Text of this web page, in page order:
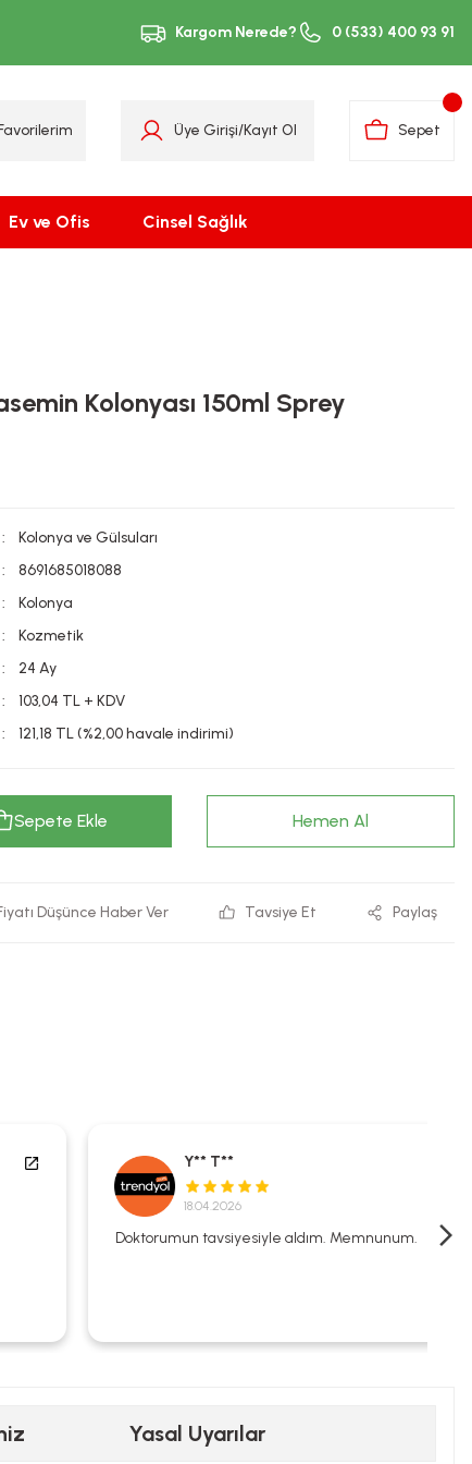
Kargom Nerede? 0 (533) 400 93 91
Üye Girişi/Kayıt Ol Sepet
Ev ve Ofis Cinsel Sağlık
Kolonyası 150ml Sprey
Kolonya ve Gülsuları
8691685018088
Kolonya
Kozmetik
24 Ay
103,04 TL + KDV
121,18 TL (%2,00 havale indirimi)
Sepete Ekle Hemen Al
Düşünce Haber Ver Tavsiye Et Paylaş
Y** T**
18.04.2026
Doktorumun tavsiyesiyle aldım. Memnunum.
Yasal Uyarılar